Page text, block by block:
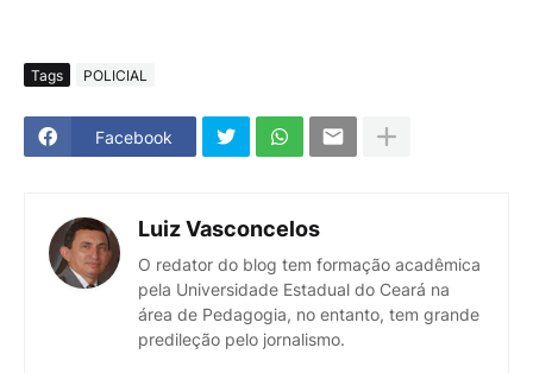
Tags POLICIAL
Facebook
Luiz Vasconcelos
O redator do blog tem formação acadêmica
pela Universidade Estadual do Ceará na
área de Pedagogia, no entanto, tem grande
predileção pelo jornalismo.